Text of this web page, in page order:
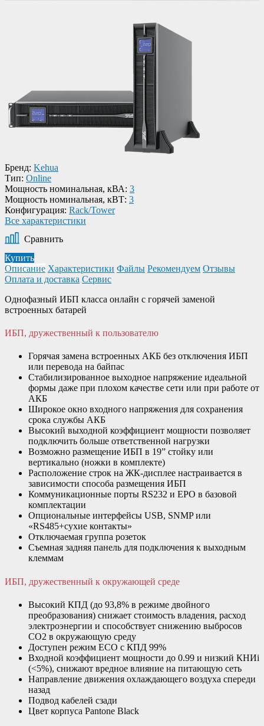
Бренд: Kehua
Тип: Online
Мощность номинальная, кВА: 3
Мощность номинальная, кВТ: 3
Конфигурация: Rack/Tower
Все характеристики
Сравнить
Купить
Описание Характеристики Файлы Рекомендуем Отзывы
Оплата и доставка Сервис
Однофазный ИБП класса онлайн с горячей заменой
встроенных батарей
ИБП, дружественный к пользователю
Горячая замена встроенных АКБ без отключения ИБП
или перевода на байпас
Стабилизированное выходное напряжение идеальной
формы даже при плохом качестве сети или при работе от
АКБ
Широкое окно входного напряжения для сохранения
срока службы АКБ
Высокий выходной коэффициент мощности позволяет
подключить больше ответственной нагрузки
Возможно размещение ИБП в 19” стойку или
вертикально (ножки в комплекте)
Расположение строк на ЖК-дисплее настраивается в
зависимости способа размещения ИБП
Коммуникационные порты RS232 и EPO в базовой
комплектации
Опциональные интерфейсы USB, SNMP или
«RS485+сухие контакты»
Отключаемая группа розеток
Съемная задняя панель для подключения к выходным
клеммам
ИБП, дружественный к окружающей среде
Высокий КПД (до 93,8% в режиме двойного
преобразования) снижает стоимость владения, расход
электроэнергии и способствует снижению выбросов
СО2 в окружающую среду
Доступен режим ECO с КПД 99%
Входной коэффициент мощности до 0.99 и низкий КНИi
(<5%), снижают вредное влияние на питающую сеть
Направление движения охлаждающего воздуха спереди
назад
Подвод кабелей сзади
Цвет корпуса Pantone Black